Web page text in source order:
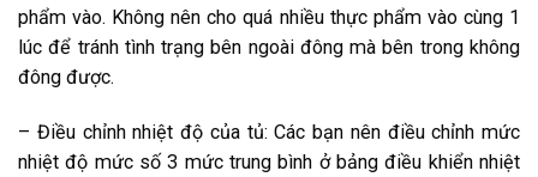
phẩm vào. Không nên cho quá nhiều thực phẩm vào cùng 1
lúc để tránh tình trạng bên ngoài đông mà bên trong không
đông được.
– Điều chỉnh nhiệt độ của tủ: Các bạn nên điều chỉnh mức
nhiệt độ mức số 3 mức trung bình ở bảng điều khiển nhiệt